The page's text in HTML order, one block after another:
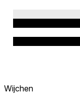
Wijchen